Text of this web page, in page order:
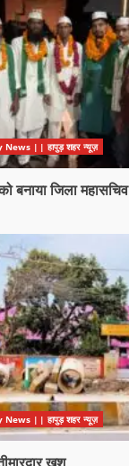
News || हापुड़ शहर न्यूज़
बनाया जिला महासचिव
News || हापुड़ शहर न्यूज़